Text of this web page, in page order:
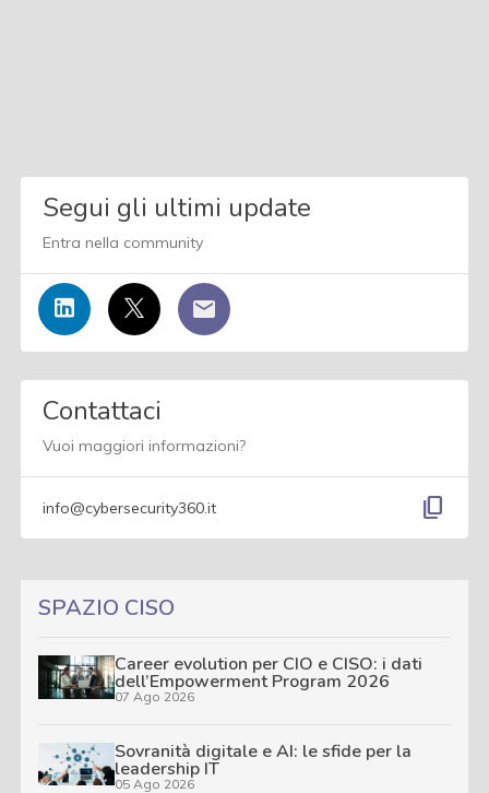
Segui gli ultimi update
Entra nella community
Contattaci
Vuoi maggiori informazioni?
info@cybersecurity360.it content_copy
SPAZIO CISO
Career evolution per CIO e CISO: i dati
dell’Empowerment Program 2026
07 Ago 2026
Sovranità digitale e AI: le sfide per la
leadership IT
05 Ago 2026